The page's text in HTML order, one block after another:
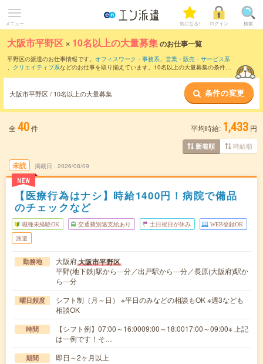
メニュー 気になる! ログイン 検索
大阪市平野区 × 10名以上の大量募集のお仕事一覧
平野区の派遣のお仕事情報です。 オフィスワーク・事務系、 営業・販売・サービス系
、 クリエイティブ系などのお仕事を取り揃えています。10名以上の大量募集の条件の
大阪市平野区 / 10名以上の大量募集 条件の変更
全 40件 平均時給: 1,433 円
新着順 時給順
未読
NEW
掲載日 2026/08/09
【医療行為はナシ】時給1400円！病院で備品
のチェックなど
職種未経験OK 交通費別途支給あり 土日祝日が休み WEB登録OK
派遣
勤務地 大阪府大阪市平野区
平野(地下鉄)駅から---分／出戸駅から---分／長原(大阪府)駅か
ら---分
曜日頻度
シフト制（月～日） ※平日のみなどの相談もOK ※週3なども
相談OK
時間
【シフト例】07:00～16:0009:00～18:0017:00～09:00※ 上記
は一例です！そ…
期間 即日～2ヶ月以上